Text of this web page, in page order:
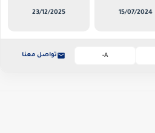
15/07/2024
23/12/2025
A- تواصل معنا